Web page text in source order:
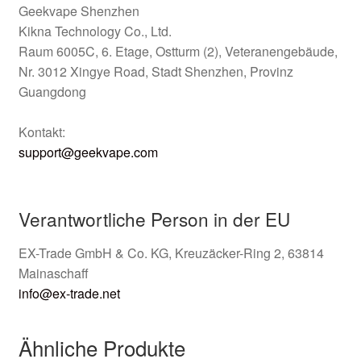
Geekvape Shenzhen
Kikna Technology Co., Ltd.
Raum 6005C, 6. Etage, Ostturm (2), Veteranengebäude,
Nr. 3012 Xingye Road, Stadt Shenzhen, Provinz
Guangdong
Kontakt:
support@geekvape.com
Verantwortliche Person in der EU
EX-Trade GmbH & Co. KG, Kreuzäcker-Ring 2, 63814
Mainaschaff
info@ex-trade.net
Ähnliche Produkte